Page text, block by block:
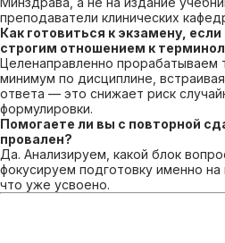
преподаватели клинических
Как готовиться к экзамену,
строгим отношением к
Целенаправленно прорабатываем
минимум по дисциплине,
ответа — это снижает риск
формулировки.
Помогаете ли вы с повторной
провален?
Да. Анализируем, какой блок
фокусируем подготовку именно
что уже усвоено.